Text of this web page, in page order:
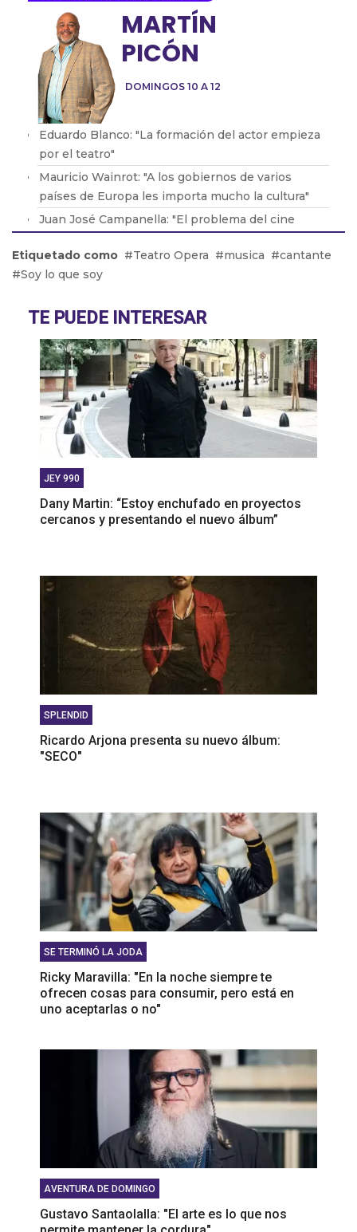
DOMINGOS 10 A 12
MARTÍN
PICÓN
Eduardo Blanco: "La formación del actor empieza
por el teatro"
Mauricio Wainrot: "A los gobiernos de varios
países de Europa les importa mucho la cultura"
Juan José Campanella: "El problema del cine
Un pedacito de Francia en San Telmo
Marina Tesone: "No importa ser gordo o flaco.
Etiquetado como Teatro Opera musica
cantante
Soy lo que soy
TE PUEDE INTERESAR
JEY 990
Dany Martin: “Estoy enchufado en proyectos
cercanos y presentando el nuevo álbum”
SPLENDID
Ricardo Arjona presenta su nuevo álbum:
"SECO"
SE TERMINÓ LA JODA
Ricky Maravilla: "En la noche siempre te
ofrecen cosas para consumir, pero está en
uno aceptarlas o no"
AVENTURA DE DOMINGO
Gustavo Santaolalla: "El arte es lo que nos